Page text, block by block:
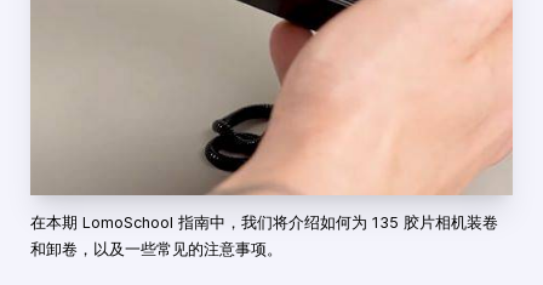
在本期 LomoSchool 指南中，我们将介绍如何为 135 胶片相机装卷
和卸卷，以及一些常见的注意事项。